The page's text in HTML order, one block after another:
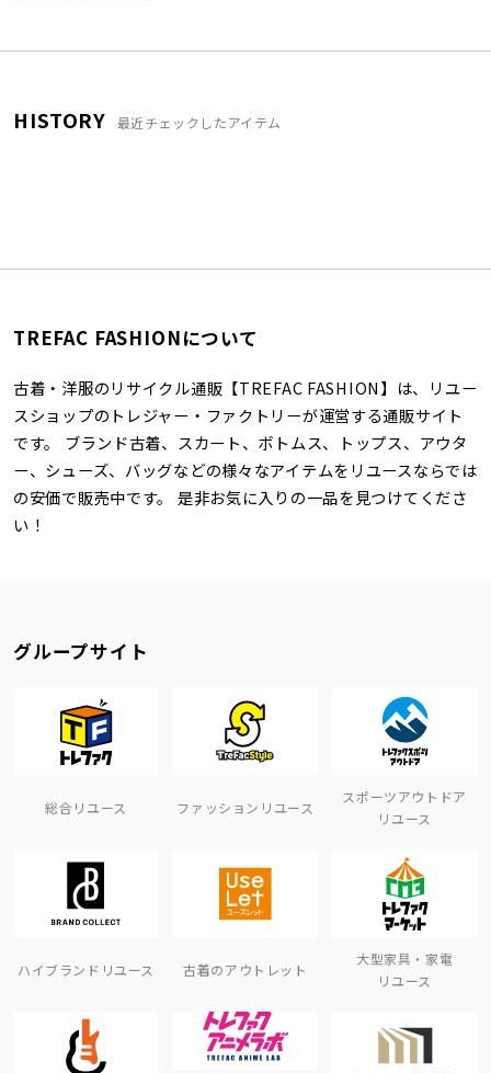
HISTORY 最近チェックしたアイテム
TREFAC FASHIONについて
古着・洋服のリサイクル通販【TREFAC FASHION】は、リユー
スショップのトレジャー・ファクトリーが運営する通販サイト
です。 ブランド古着、スカート、ボトムス、トップス、アウタ
ー、シューズ、バッグなどの様々なアイテムをリユースならでは
の安価で販売中です。 是非お気に入りの一品を見つけてくださ
い！
グループサイト
総合リユース ファッションリユース
スポーツアウトドア
リユース
ハイブランドリユース 古着のアウトレット
大型家具・家電
リユース